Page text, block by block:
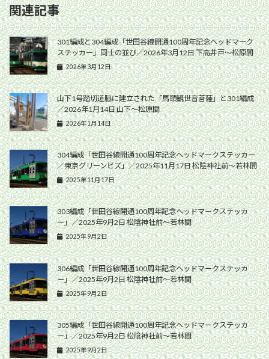
関連記事
301編成と304編成「世田谷線開通100周年記念ヘッドマーク
ステッカー」同士の並び／2026年3月12日 下高井戸〜松原間
2026年3月12日
山下1号踏切道脇に建立された「馬頭観世音菩薩」と301編成
／2026年1月14日 山下〜松原間
2026年1月14日
304編成「世田谷線開通100周年記念ヘッドマークステッカー
／東京グリーンビズ」／2025年11月17日 松陰神社前〜若林間
2025年11月17日
303編成「世田谷線開通100周年記念ヘッドマークステッカ
ー」／2025年9月2日 松陰神社前〜若林間
2025年9月2日
306編成「世田谷線開通100周年記念ヘッドマークステッカ
ー」／2025年9月2日 松陰神社前〜若林間
2025年9月2日
305編成「世田谷線開通100周年記念ヘッドマークステッカ
ー」／2025年9月2日 松陰神社前〜若林間
2025年9月2日